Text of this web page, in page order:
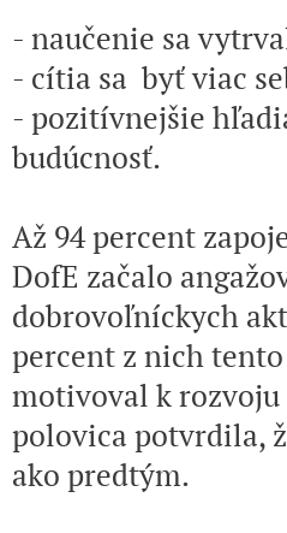
- naučenie sa
- cítia sa byť viac
- pozitívnejšie
budúcnosť.
Až 94 percent
DofE začalo
dobrovoľníckych
percent z nich
motivoval k
polovica potvrdila,
ako predtým.